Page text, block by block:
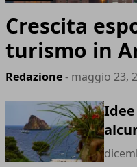
Crescita
turismo in
Redazione- maggio 23,